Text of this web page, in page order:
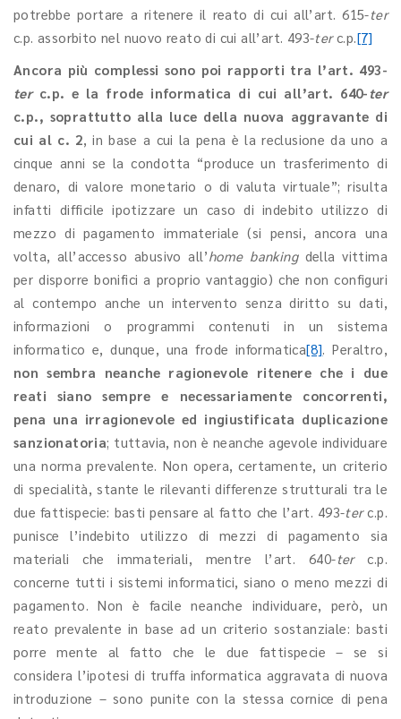
potrebbe portare a ritenere il reato di cui all’art. 615-ter
c.p. assorbito nel nuovo reato di cui all’art. 493-terc.p.[7]
Ancora più complessi sono poi rapporti tra l’art. 493-
terc.p. e la frode informatica di cui all’art. 640-ter
c.p., soprattutto alla luce della nuova aggravante di
cui al c. 2, in base a cui la pena è la reclusione da uno a
cinque anni se la condotta “produce un trasferimento di
denaro, di valore monetario o di valuta virtuale”; risulta
infatti difficile ipotizzare un caso di indebito utilizzo di
mezzo di pagamento immateriale (si pensi, ancora una
volta, all’accesso abusivo all’home bankingdella vittima
per disporre bonifici a proprio vantaggio) che non configuri
al contempo anche un intervento senza diritto su dati,
informazioni o programmi contenuti in un sistema
informatico e, dunque, una frode informatica[8]. Peraltro,
non sembra neanche ragionevole ritenere che i due
reati siano sempre e necessariamente concorrenti,
pena una irragionevole ed ingiustificata duplicazione
sanzionatoria; tuttavia, non è neanche agevole individuare
una norma prevalente. Non opera, certamente, un criterio
di specialità, stante le rilevanti differenze strutturali tra le
due fattispecie: basti pensare al fatto che l’art. 493-terc.p.
punisce l’indebito utilizzo di mezzi di pagamento sia
materiali che immateriali, mentre l’art. 640-terc.p.
concerne tutti i sistemi informatici, siano o meno mezzi di
pagamento. Non è facile neanche individuare, però, un
reato prevalente in base ad un criterio sostanziale: basti
porre mente al fatto che le due fattispecie – se si
considera l’ipotesi di truffa informatica aggravata di nuova
introduzione – sono punite con la stessa cornice di pena